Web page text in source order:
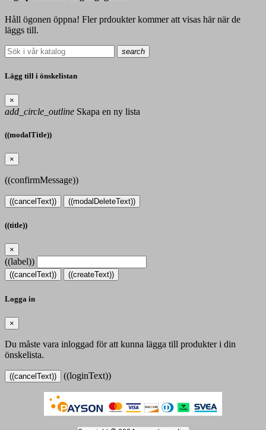
Håll ögonen öppna! Fler prdoukter kommer att visas här när de
läggs till.
search
Lägg till i önskelistan
×
add_circle_outline Skapa en ny lista
((modalTitle))
×
((confirmMessage))
((cancelText)) ((modalDeleteText))
((title))
×
((label))
((cancelText)) ((createText))
Logga in
×
Du måste vara inloggad för att kunna lägga till produkter i din
önskelista.
((cancelText)) ((loginText))